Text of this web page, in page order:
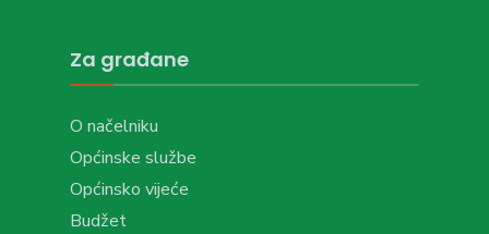
Za građane
O načelniku
Općinske službe
Općinsko vijeće
Budžet